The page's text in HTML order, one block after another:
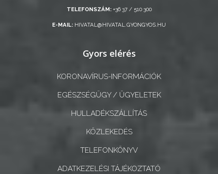
TELEFONSZÁM:+36 37 / 510 300
E-MAIL: HIVATAL@HIVATAL.GYONGYOS.HU
Gyors elérés
KORONAVÍRUS-INFORMÁCIÓK
EGÉSZSÉGÜGY / ÜGYELETEK
HULLADÉKSZÁLLÍTÁS
KÖZLEKEDÉS
TELEFONKÖNYV
ADATKEZELÉSI TÁJÉKOZTATÓ